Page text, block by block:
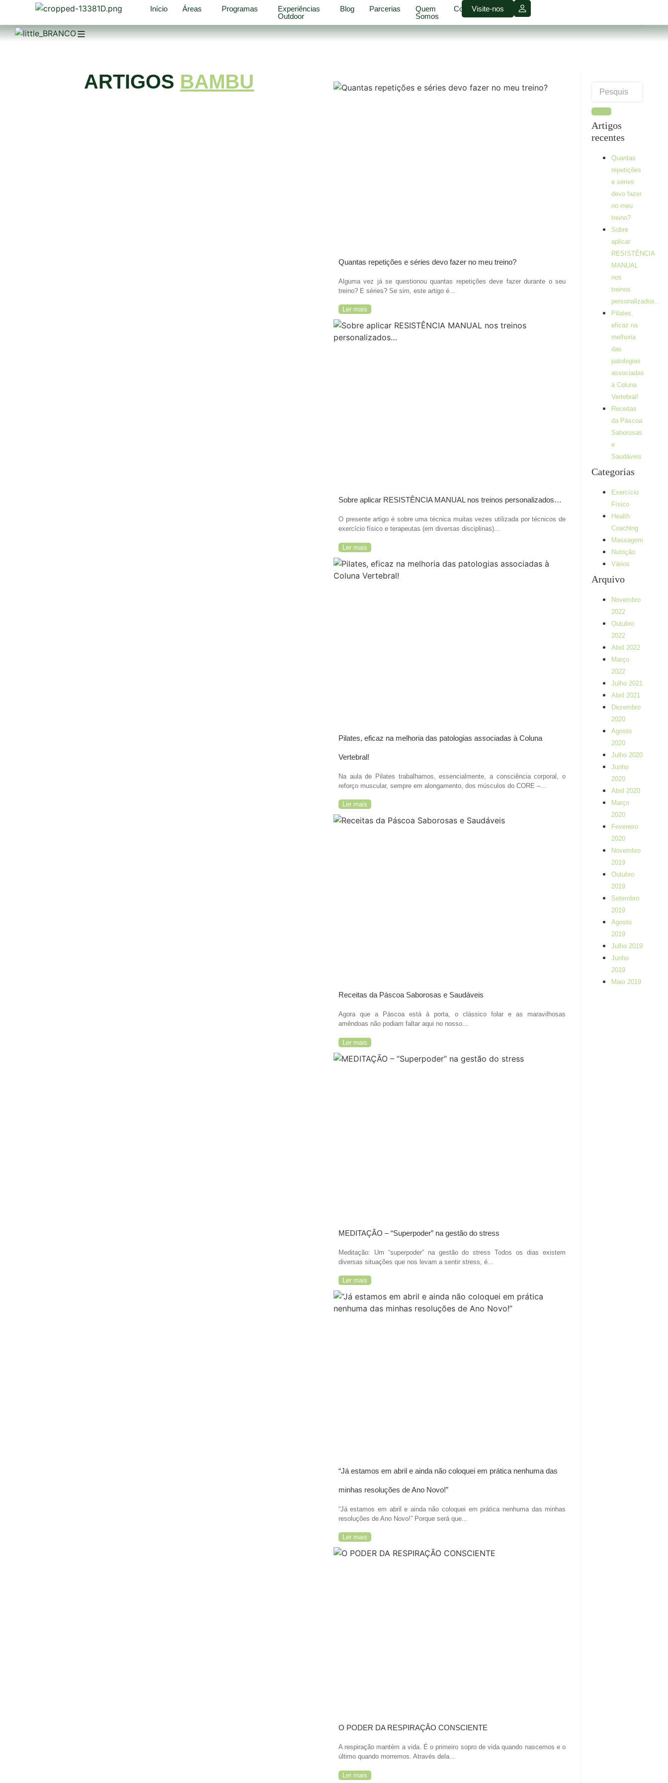
Início Áreas Programas
Experiências
Outdoor
Blog Parcerias
Quem
Somos
ContactosVisite-nos
ARTIGOS BAMBU
Quantas repetições e séries devo fazer no meu treino?
Alguma vez já se questionou quantas repetições deve fazer durante o seu
treino? E séries? Se sim, este artigo é...
Ler mais
Sobre aplicar RESISTÊNCIA MANUAL nos treinos personalizados…
O presente artigo é sobre uma técnica muitas vezes utilizada por técnicos de
exercício físico e terapeutas (em diversas disciplinas)...
Ler mais
Pilates, eficaz na melhoria das patologias associadas à Coluna
Vertebral!
Na aula de Pilates trabalhamos, essencialmente, a consciência corporal, o
reforço muscular, sempre em alongamento, dos músculos do CORE –...
Ler mais
Receitas da Páscoa Saborosas e Saudáveis
Agora que a Páscoa está à porta, o clássico folar e as maravilhosas
amêndoas não podiam faltar aqui no nosso...
Ler mais
MEDITAÇÃO – “Superpoder” na gestão do stress
Meditação: Um “superpoder” na gestão do stress Todos os dias existem
diversas situações que nos levam a sentir stress, é...
Ler mais
“Já estamos em abril e ainda não coloquei em prática nenhuma das
minhas resoluções de Ano Novo!”
“Já estamos em abril e ainda não coloquei em prática nenhuma das minhas
resoluções de Ano Novo!” Porque será que...
Ler mais
O PODER DA RESPIRAÇÃO CONSCIENTE
A respiração mantém a vida. É o primeiro sopro de vida quando nascemos e o
último quando morremos. Através dela...
Ler mais
Artigos
recentes
Quantas
repetições
e séries
devo fazer
no meu
treino?
Sobre
aplicar
RESISTÊNCIA
MANUAL
nos
treinos
personalizados…
Pilates,
eficaz na
melhoria
das
patologias
associadas
à Coluna
Vertebral!
Receitas
da Páscoa
Saborosas
e
Saudáveis
Categorias
Exercício
Físico
Health
Coaching
Massagem
Nutrição
Vários
Arquivo
Novembro
2022
Outubro
2022
Abril 2022
Março
2022
Julho 2021
Abril 2021
Dezembro
2020
Agosto
2020
Julho 2020
Junho
2020
Abril 2020
Março
2020
Fevereiro
2020
Novembro
2019
Outubro
2019
Setembro
2019
Agosto
2019
Julho 2019
Junho
2019
Maio 2019